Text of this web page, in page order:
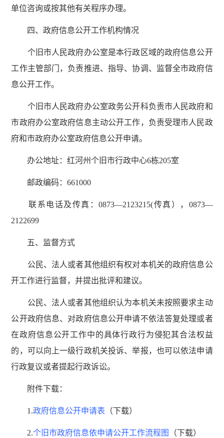
单位咨询或按其他有关程序办理。
四、政府信息公开工作机构情况
个旧市人民政府办公室是本行政区域的政府信息公开
工作主管部门，负责推进、指导、协调、监督全市政府信
息公开工作。
个旧市人民政府办公室政务公开科负责市人民政府和
市政府办公室政府信息主动公开工作，负责受理市人民政
府和市政府办公室政府信息公开申请。
办公地址：红河州个旧市行政中心6栋205室
邮政编码：661000
联系电话及传真：0873—2123215(传真）， 0873—
2122699
五、监督方式
公民、法人或者其他组织有权对本机关的政府信息公
开工作进行监督，并提出批评和建议。
公民、法人或者其他组织认为本机关未按照要求主动
公开政府信息、对政府信息公开申请不依法答复处理或者
在政府信息公开工作中的具体行政行为侵犯其合法权益
的，可以向上一级行政机关投诉、举报，也可以依法申请
行政复议或者提起行政诉讼。
附件下载：
1.政府信息公开申请表 （下载）
2.个旧市政府信息依申请公开工作流程图 （下载）